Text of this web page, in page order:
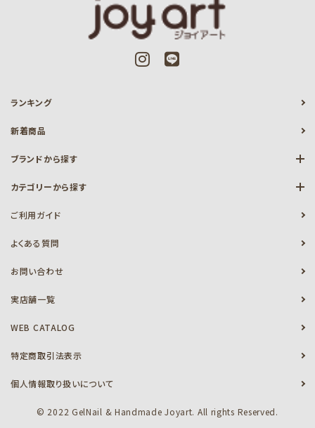
ランキング
新着商品
ブランドから探す
カテゴリーから探す
ご利用ガイド
よくある質問
お問い合わせ
実店舗一覧
WEB CATALOG
特定商取引法表示
個人情報取り扱いについて
© 2022 GelNail & Handmade Joyart. All rights Reserved.